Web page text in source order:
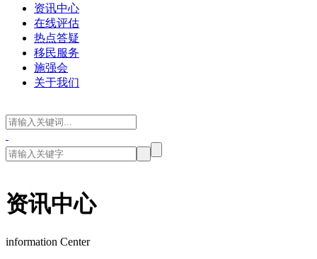
资讯中心
在线评估
热点答疑
移民服务
施强会
关于我们
资讯中心
information Center